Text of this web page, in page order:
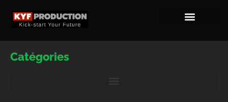
Catégories